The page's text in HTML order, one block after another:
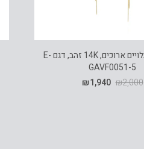
עגילי זהב תלויים ארוכים, 14K זהב, דגם E-
GAVF0051-5
₪2,000
₪1,940